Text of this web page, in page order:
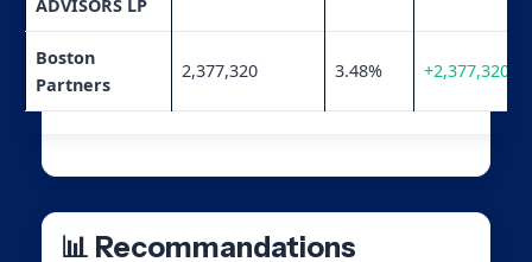
ADVISORS LP
Boston
Partners
2,377,320 3.48% +2,377,320
📊 Recommandations